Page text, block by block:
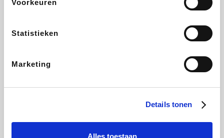
Voorkeuren
Statistieken
Marketing
Details tonen
Alles toestaan
CheapTickets.be DeubaXXL